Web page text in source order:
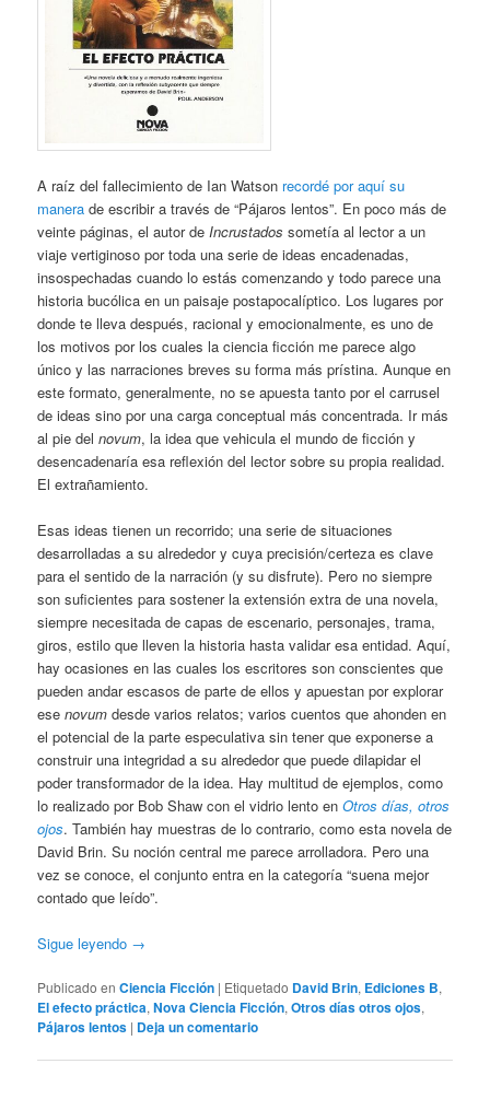
A raíz del fallecimiento de Ian Watson recordé por aquí su
manera de escribir a través de “Pájaros lentos”. En poco más de
veinte páginas, el autor deIncrustados sometía al lector a un
viaje vertiginoso por toda una serie de ideas encadenadas,
insospechadas cuando lo estás comenzando y todo parece una
historia bucólica en un paisaje postapocalíptico. Los lugares por
donde te lleva después, racional y emocionalmente, es uno de
los motivos por los cuales la ciencia ficción me parece algo
único y las narraciones breves su forma más prístina. Aunque en
este formato, generalmente, no se apuesta tanto por el carrusel
de ideas sino por una carga conceptual más concentrada. Ir más
al pie delnovum, la idea que vehicula el mundo de ficción y
desencadenaría esa reflexión del lector sobre su propia realidad.
El extrañamiento.
Esas ideas tienen un recorrido; una serie de situaciones
desarrolladas a su alrededor y cuya precisión/certeza es clave
para el sentido de la narración (y su disfrute). Pero no siempre
son suficientes para sostener la extensión extra de una novela,
siempre necesitada de capas de escenario, personajes, trama,
giros, estilo que lleven la historia hasta validar esa entidad. Aquí,
hay ocasiones en las cuales los escritores son conscientes que
pueden andar escasos de parte de ellos y apuestan por explorar
esenovum desde varios relatos; varios cuentos que ahonden en
el potencial de la parte especulativa sin tener que exponerse a
construir una integridad a su alrededor que puede dilapidar el
poder transformador de la idea. Hay multitud de ejemplos, como
lo realizado por Bob Shaw con el vidrio lento enOtros días, otros
ojos. También hay muestras de lo contrario, como esta novela de
David Brin. Su noción central me parece arrolladora. Pero una
vez se conoce, el conjunto entra en la categoría “suena mejor
contado que leído”.
Sigue leyendo →
Publicado en Ciencia Ficción | Etiquetado David Brin, Ediciones B,
El efecto práctica,Nova Ciencia Ficción,Otros días otros ojos,
Pájaros lentos | Deja un comentario